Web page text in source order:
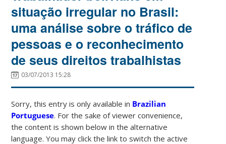
situação irregular no Brasil:
uma análise sobre o tráfico de
pessoas e o reconhecimento
de seus direitos trabalhistas
03/07/2013 15:28
Sorry, this entry is only available in Brazilian
Portuguese. For the sake of viewer convenience,
the content is shown below in the alternative
language. You may click the link to switch the active